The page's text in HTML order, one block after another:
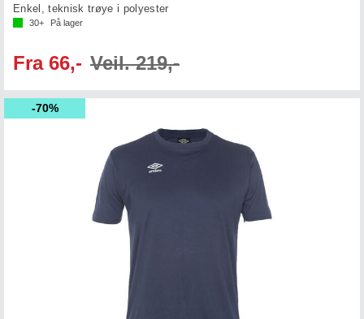
Enkel, teknisk trøye i polyester
30+ På lager
Fra 66,- Veil. 219,-
70%